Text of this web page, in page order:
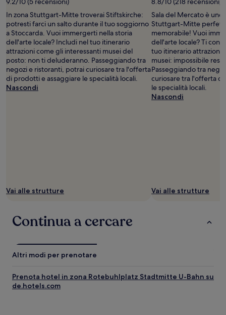
In zona Stuttgart-Mitte troverai Stiftskirche:
potresti farci un salto durante il tuo soggiorno
a Stoccarda. Vuoi immergerti nella storia
dell'arte locale? Includi nel tuo itinerario
attrazioni come gli interessanti musei del
posto: non ti deluderanno. Passeggiando tra
negozi e ristoranti, potrai curiosare tra l'offerta
di prodotti e assaggiare le specialità locali.
Nascondi
Vai alle strutture
Sala del Mercato è
Stuttgart-Mitte perfetti
memorabile! Vuoi
dell'arte locale? Ti
tuo itinerario attrazioni
musei: impossibile
Passeggiando tra
curiosare tra l'offerta
le specialità locali.
Nascondi
Vai alle strutture
Continua a cercare
Altri modi per prenotare
Prenota hotel in zona Rotebuhlplatz Stadtmitte U-Bahn su
de.hotels.com